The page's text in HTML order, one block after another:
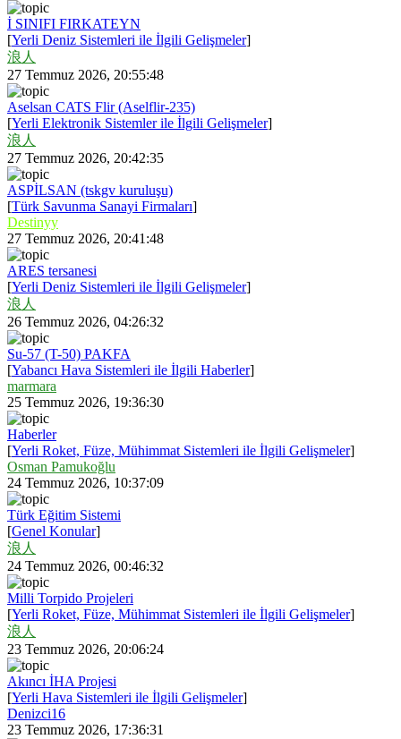
İ SINIFI FIRKATEYN
[Yerli Deniz Sistemleri ile İlgili Gelişmeler]
浪人
27 Temmuz 2026, 20:55:48
Aselsan CATS Flir (Aselflir-235)
[Yerli Elektronik Sistemler ile İlgili Gelişmeler]
浪人
27 Temmuz 2026, 20:42:35
ASPİLSAN (tskgv kuruluşu)
[Türk Savunma Sanayi Firmaları]
Destinyy
27 Temmuz 2026, 20:41:48
ARES tersanesi
[Yerli Deniz Sistemleri ile İlgili Gelişmeler]
浪人
26 Temmuz 2026, 04:26:32
Su-57 (T-50) PAKFA
[Yabancı Hava Sistemleri ile İlgili Haberler]
marmara
25 Temmuz 2026, 19:36:30
Haberler
[Yerli Roket, Füze, Mühimmat Sistemleri ile İlgili Gelişmeler]
Osman Pamukoğlu
24 Temmuz 2026, 10:37:09
Türk Eğitim Sistemi
[Genel Konular]
浪人
24 Temmuz 2026, 00:46:32
Milli Torpido Projeleri
[Yerli Roket, Füze, Mühimmat Sistemleri ile İlgili Gelişmeler]
浪人
23 Temmuz 2026, 20:06:24
Akıncı İHA Projesi
[Yerli Hava Sistemleri ile İlgili Gelişmeler]
Denizci16
23 Temmuz 2026, 17:36:31